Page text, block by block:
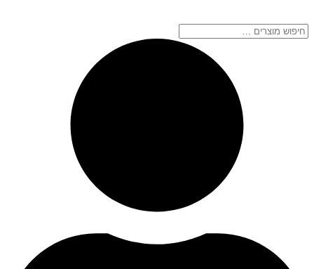
חיפוש
מוצרים